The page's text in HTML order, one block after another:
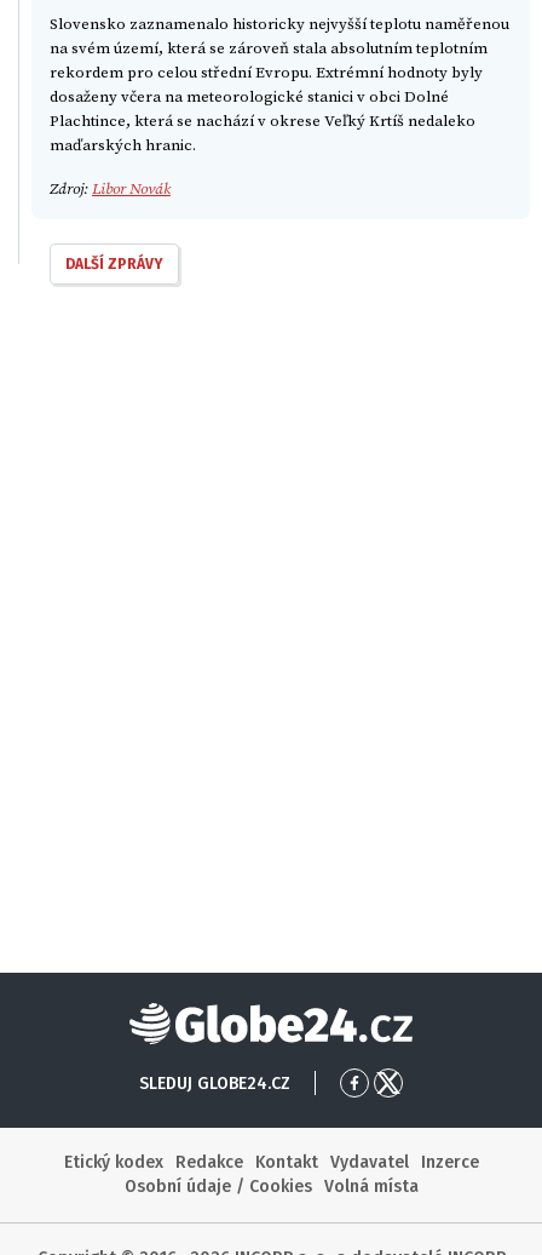
Slovensko zaznamenalo historicky nejvyšší teplotu naměřenou
na svém území, která se zároveň stala absolutním teplotním
rekordem pro celou střední Evropu. Extrémní hodnoty byly
dosaženy včera na meteorologické stanici v obci Dolné
Plachtince, která se nachází v okrese Veľký Krtíš nedaleko
maďarských hranic.
Zdroj:Libor Novák
DALŠÍ ZPRÁVY
Globe24
SLEDUJ GLOBE24.CZ
Přejít
Facebook
Přejít
X
Etický kodex
Redakce Kontakt Vydavatel
Inzerce
Osobní údaje / Cookies
Volná místa